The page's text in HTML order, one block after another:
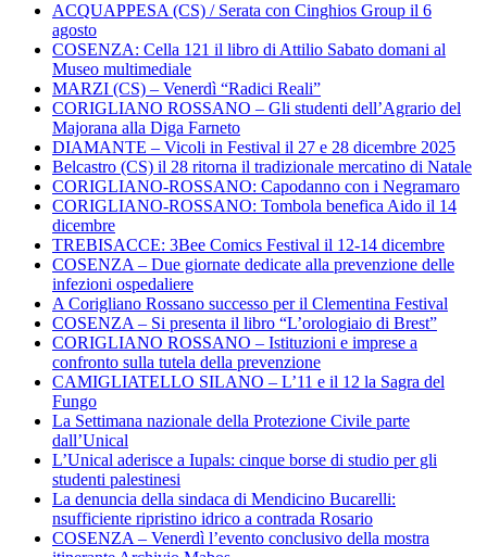
ACQUAPPESA (CS) / Serata con Cinghios Group il 6
agosto
COSENZA: Cella 121 il libro di Attilio Sabato domani al
Museo multimediale
MARZI (CS) – Venerdì “Radici Reali”
CORIGLIANO ROSSANO – Gli studenti dell’Agrario del
Majorana alla Diga Farneto
DIAMANTE – Vicoli in Festival il 27 e 28 dicembre 2025
Belcastro (CS) il 28 ritorna il tradizionale mercatino di Natale
CORIGLIANO-ROSSANO: Capodanno con i Negramaro
CORIGLIANO-ROSSANO: Tombola benefica Aido il 14
dicembre
TREBISACCE: 3Bee Comics Festival il 12-14 dicembre
COSENZA – Due giornate dedicate alla prevenzione delle
infezioni ospedaliere
A Corigliano Rossano successo per il Clementina Festival
COSENZA – Si presenta il libro “L’orologiaio di Brest”
CORIGLIANO ROSSANO – Istituzioni e imprese a
confronto sulla tutela della prevenzione
CAMIGLIATELLO SILANO – L’11 e il 12 la Sagra del
Fungo
La Settimana nazionale della Protezione Civile parte
dall’Unical
L’Unical aderisce a Iupals: cinque borse di studio per gli
studenti palestinesi
La denuncia della sindaca di Mendicino Bucarelli:
nsufficiente ripristino idrico a contrada Rosario
COSENZA – Venerdì l’evento conclusivo della mostra